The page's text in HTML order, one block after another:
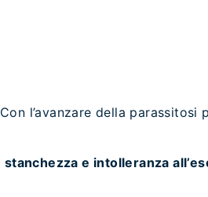
Con l’avanzare della
stanchezza e intolleranza